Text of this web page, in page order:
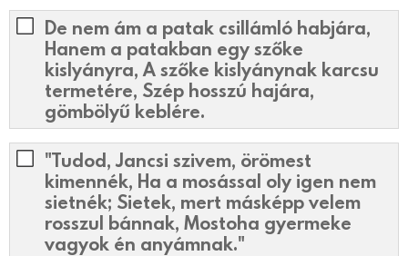
De nem ám a patak csillámló habjára,
Hanem a patakban egy szőke
kislyányra, A szőke kislyánynak karcsu
termetére, Szép hosszú hajára,
gömbölyű keblére.
"Tudod, Jancsi szivem, örömest
kimennék, Ha a mosással oly igen nem
sietnék; Sietek, mert másképp velem
rosszul bánnak, Mostoha gyermeke
vagyok én anyámnak."